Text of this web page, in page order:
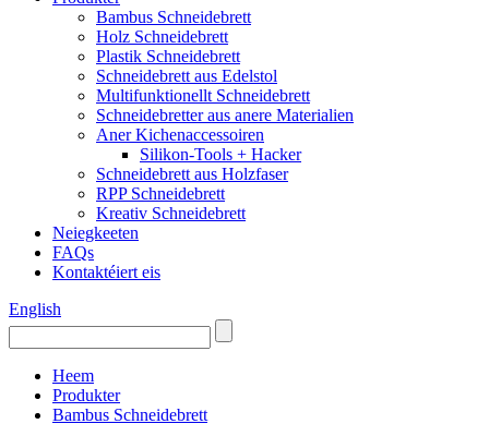
Bambus Schneidebrett
Holz Schneidebrett
Plastik Schneidebrett
Schneidebrett aus Edelstol
Multifunktionellt Schneidebrett
Schneidebretter aus anere Materialien
Aner Kichenaccessoiren
Silikon-Tools + Hacker
Schneidebrett aus Holzfaser
RPP Schneidebrett
Kreativ Schneidebrett
Neiegkeeten
FAQs
Kontaktéiert eis
English
Heem
Produkter
Bambus Schneidebrett